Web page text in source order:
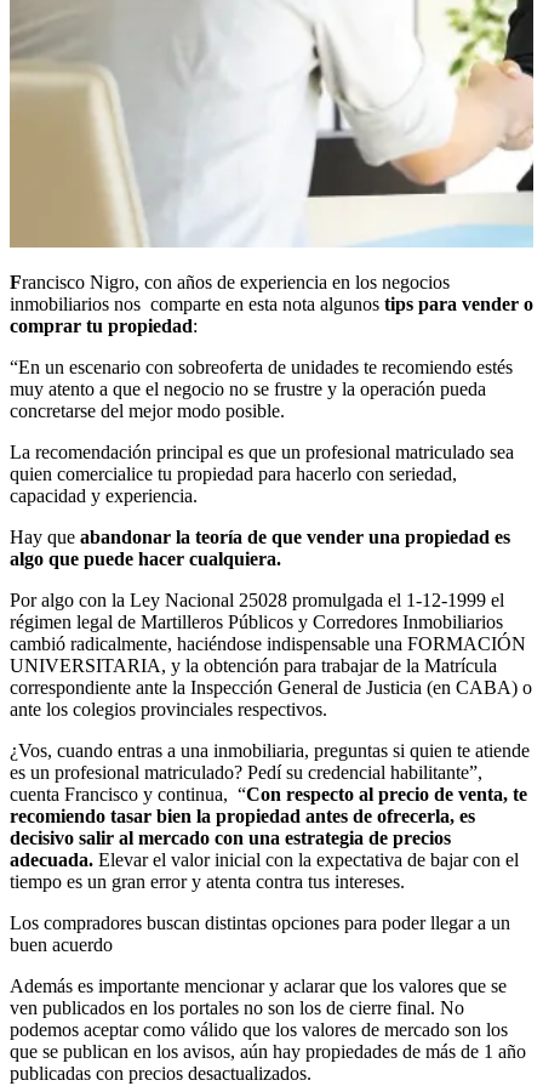
Francisco Nigro, con años de experiencia en los negocios
inmobiliarios nos comparte en esta nota algunos tips para vender o
comprar tu propiedad:
“En un escenario con sobreoferta de unidades te recomiendo estés
muy atento a que el negocio no se frustre y la operación pueda
concretarse del mejor modo posible.
La recomendación principal es que un profesional matriculado sea
quien comercialice tu propiedad para hacerlo con seriedad,
capacidad y experiencia.
Hay que abandonar la teoría de que vender una propiedad es
algo que puede hacer cualquiera.
Por algo con la Ley Nacional 25028 promulgada el 1-12-1999 el
régimen legal de Martilleros Públicos y Corredores Inmobiliarios
cambió radicalmente, haciéndose indispensable una FORMACIÓN
UNIVERSITARIA, y la obtención para trabajar de la Matrícula
correspondiente ante la Inspección General de Justicia (en CABA) o
ante los colegios provinciales respectivos.
¿Vos, cuando entras a una inmobiliaria, preguntas si quien te atiende
es un profesional matriculado? Pedí su credencial habilitante”,
cuenta Francisco y continua, “Con respecto al precio de venta, te
recomiendo tasar bien la propiedad antes de ofrecerla, es
decisivo salir al mercado con una estrategia de precios
adecuada. Elevar el valor inicial con la expectativa de bajar con el
tiempo es un gran error y atenta contra tus intereses.
Los compradores buscan distintas opciones para poder llegar a un
buen acuerdo
Además es importante mencionar y aclarar que los valores que se
ven publicados en los portales no son los de cierre final. No
podemos aceptar como válido que los valores de mercado son los
que se publican en los avisos, aún hay propiedades de más de 1 año
publicadas con precios desactualizados.